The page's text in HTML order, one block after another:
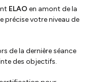
ELAO en amont de la
précise votre niveau de
de la dernière séance
des objectifs.